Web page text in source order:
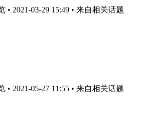
• 2021-03-29 15:49 • 来自相关话题
• 2021-05-27 11:55 • 来自相关话题